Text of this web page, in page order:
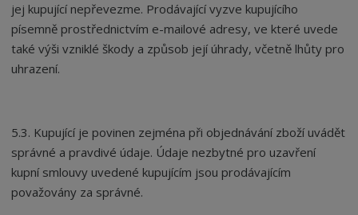
jej kupující nepřevezme. Prodávající vyzve kupujícího
písemně prostřednictvím e-mailové adresy, ve které uvede
také výši vzniklé škody a způsob její úhrady, včetně lhůty pro
uhrazení.
5.3. Kupující je povinen zejména při objednávání zboží uvádět
správné a pravdivé údaje. Údaje nezbytné pro uzavření
kupní smlouvy uvedené kupujícím jsou prodávajícím
považovány za správné.